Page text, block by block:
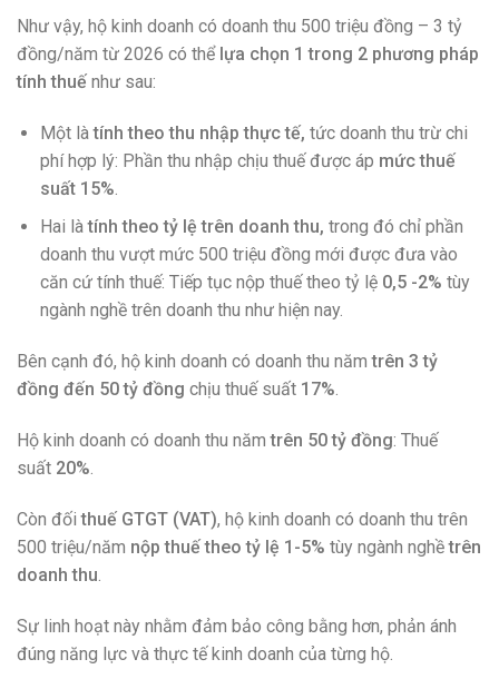
Như vậy, hộ kinh doanh có doanh thu 500 triệu đồng – 3 tỷ
đồng/năm từ 2026 có thể lựa chọn 1 trong 2 phương pháp
tính thuế như sau:
Một làtính theo thu nhập thực tế, tức doanh thu trừ chi
phí hợp lý: Phần thu nhập chịu thuế được áp mức thuế
suất 15%.
Hai làtính theo tỷ lệ trên doanh thu, trong đó chỉ phần
doanh thu vượt mức 500 triệu đồng mới được đưa vào
căn cứ tính thuế: Tiếp tục nộp thuế theo tỷ lệ 0,5 -2% tùy
ngành nghề trên doanh thu như hiện nay.
Bên cạnh đó, hộ kinh doanh có doanh thu nămtrên 3 tỷ
đồng đến 50 tỷ đồng chịu thuế suất 17%.
Hộ kinh doanh có doanh thu nămtrên 50 tỷ đồng: Thuế
suất 20%.
Còn đốithuế GTGT (VAT), hộ kinh doanh có doanh thu trên
500 triệu/năm nộp thuế theo tỷ lệ 1-5% tùy ngành nghềtrên
doanh thu.
Sự linh hoạt này nhằm đảm bảo công bằng hơn, phản ánh
đúng năng lực và thực tế kinh doanh của từng hộ.